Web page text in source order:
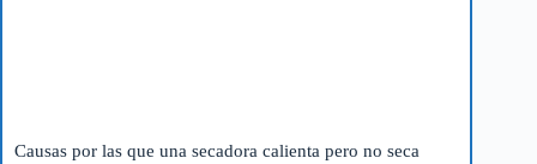
Causas por las que una secadora calienta pero no seca